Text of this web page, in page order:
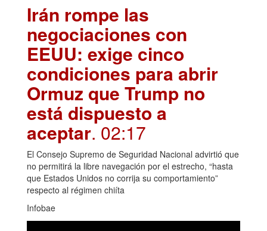
Irán rompe las
negociaciones con
EEUU: exige cinco
condiciones para abrir
Ormuz que Trump no
está dispuesto a
aceptar. 02:17
El Consejo Supremo de Seguridad Nacional advirtió que
no permitirá la libre navegación por el estrecho, “hasta
que Estados Unidos no corrija su comportamiento”
respecto al régimen chiíta
Infobae